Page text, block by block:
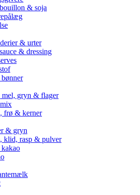
& soja
& urter
& dressing
mel, gryn & flager
frø & kerner
& gryn
klid, rasp & pulver